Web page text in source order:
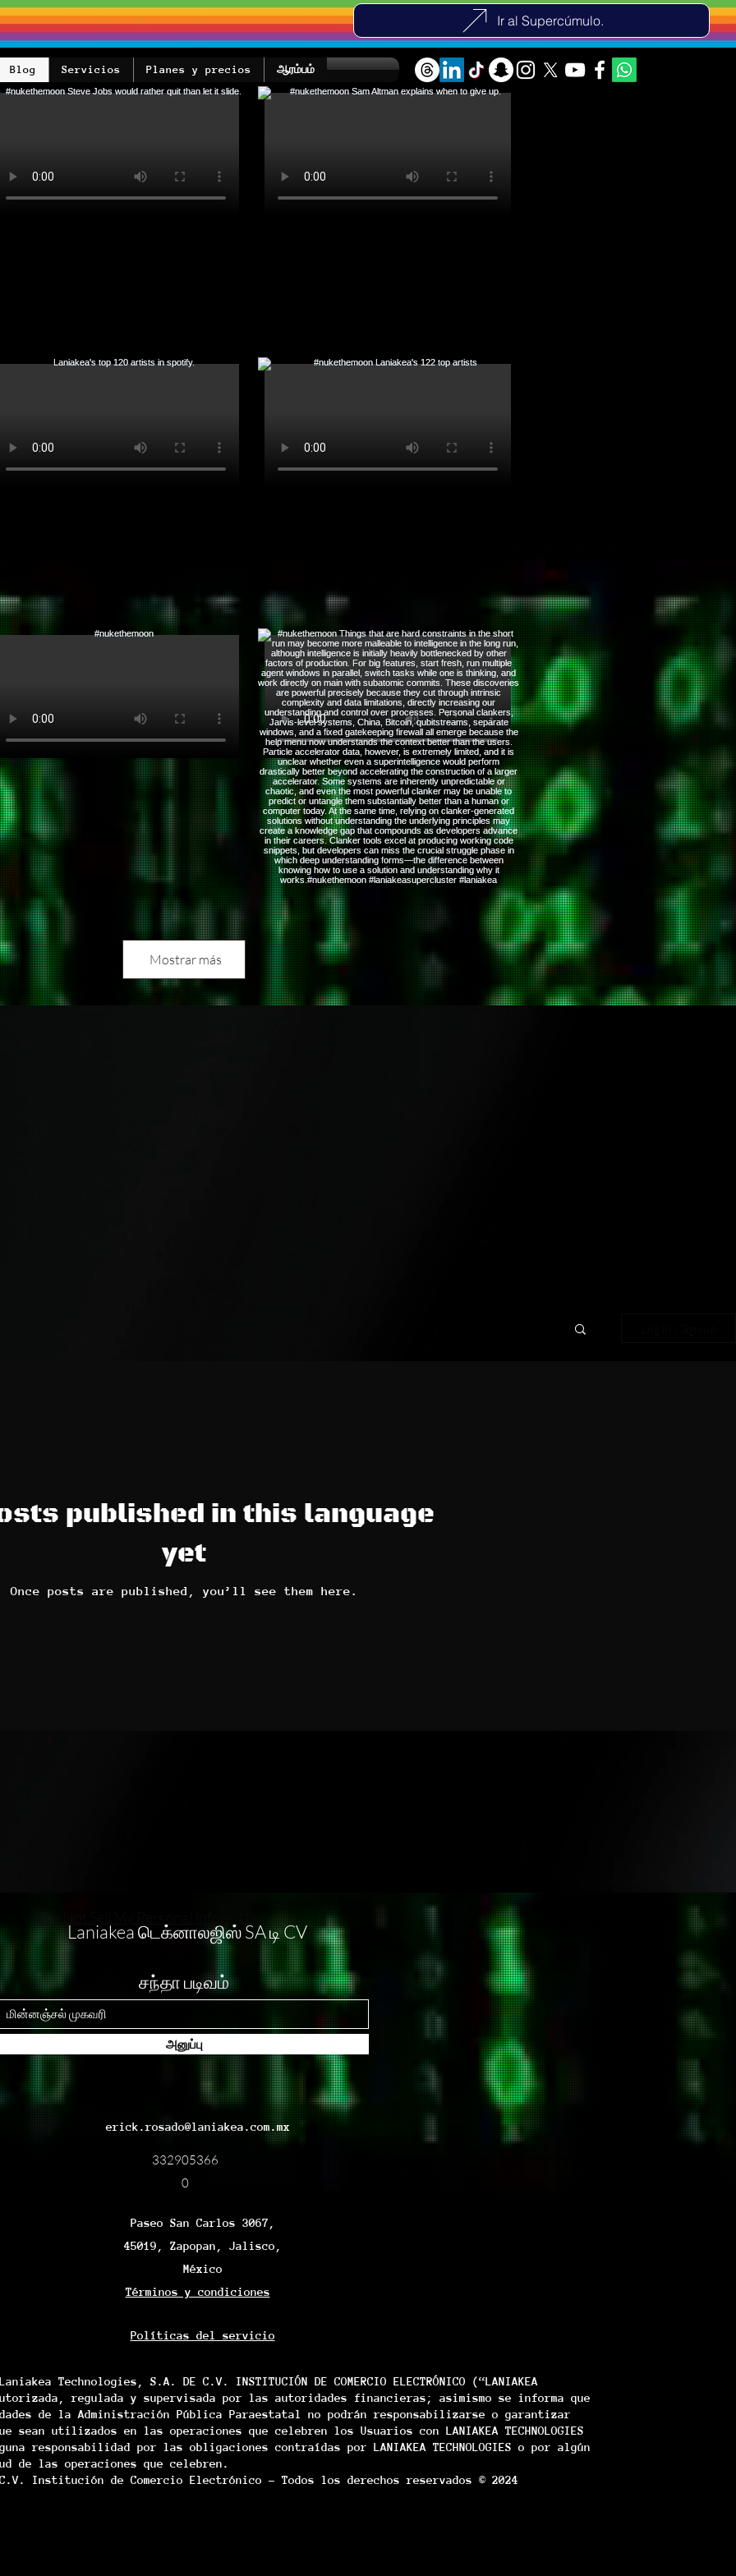
Ir al Supercúmulo.
ஆரம்பம்
Planes y precios
Servicios
Blog
Mostrar más
published in this language
yet
Once posts are published, you’ll see them here.
Laniakea டெக்னாலஜிஸ் SA டி CV
சந்தா படிவம்
அனுப்பு
erick.rosado@laniakea.com.mx
332905366
0
Paseo San Carlos 3067,
45019, Zapopan, Jalisco,
México
Términos y condiciones
Políticas del servicio
Technologies, S.A. DE C.V. INSTITUCIÓN DE COMERCIO ELECTRÓNICO (“LANIAKEA
autorizada, regulada y supervisada por las autoridades financieras; asimismo se informa que
de la Administración Pública Paraestatal no podrán responsabilizarse o garantizar
utilizados en las operaciones que celebren los Usuarios con LANIAKEA TECHNOLOGIES
responsabilidad por las obligaciones contraídas por LANIAKEA TECHNOLOGIES o por algún
de las operaciones que celebren.
de C.V. Institución de Comercio Electrónico - Todos los derechos reservados © 2024